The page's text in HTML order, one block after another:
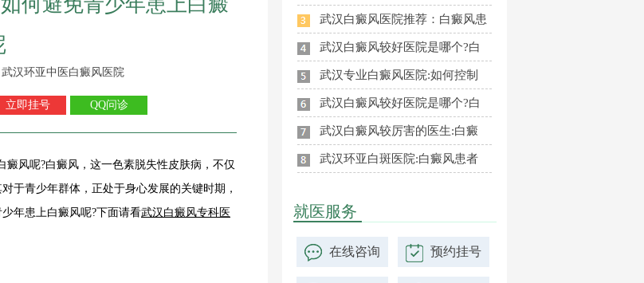
武汉环亚中医白癜风医院
立即挂号 QQ问诊
癜风呢?白癜风，这一色素脱失性皮肤病，不仅
于青少年群体，正处于身心发展的关键时期，
年患上白癜风呢?下面请看武汉白癜风专科医
武汉白癜风医院推荐：白癜风患
武汉白癜风较好医院是哪个?白
武汉专业白癜风医院:如何控制
武汉白癜风较好医院是哪个?白
武汉白癜风较厉害的医生:白癜
武汉环亚白斑医院:白癜风患者
就医服务
在线咨询 预约挂号